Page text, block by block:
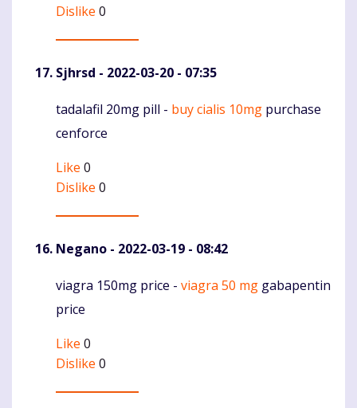
Dislike 0
Sjhrsd - 2022-03-20 - 07:35
Komentaras
tadalafil 20mg pill - buy cialis 10mg purchase
cenforce
Like 0
Dislike 0
Negano - 2022-03-19 - 08:42
Komentaras
viagra 150mg price - viagra 50 mg gabapentin
price
Like 0
Dislike 0